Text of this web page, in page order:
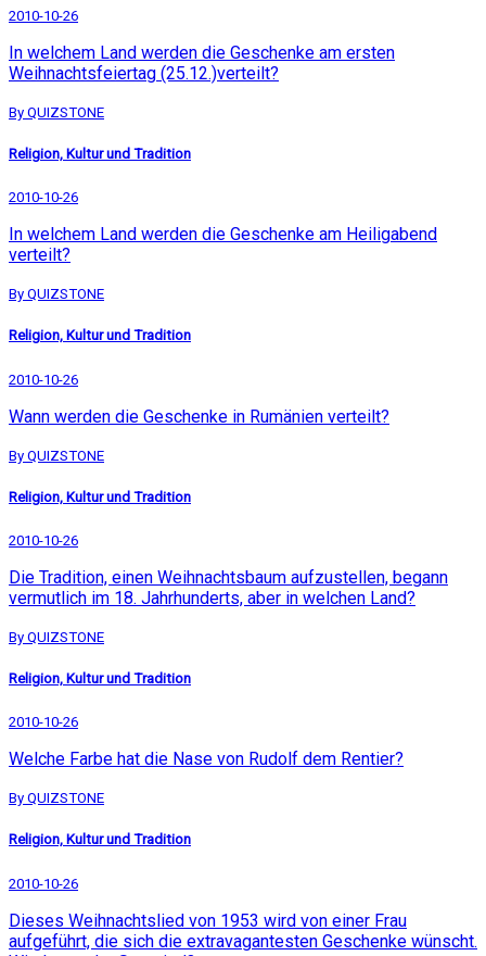
2010-10-26
In welchem Land werden die Geschenke am ersten
Weihnachtsfeiertag (25.12.)verteilt?
By QUIZSTONE
Religion, Kultur und Tradition
2010-10-26
In welchem Land werden die Geschenke am Heiligabend
verteilt?
By QUIZSTONE
Religion, Kultur und Tradition
2010-10-26
Wann werden die Geschenke in Rumänien verteilt?
By QUIZSTONE
Religion, Kultur und Tradition
2010-10-26
Die Tradition, einen Weihnachtsbaum aufzustellen, begann
vermutlich im 18. Jahrhunderts, aber in welchen Land?
By QUIZSTONE
Religion, Kultur und Tradition
2010-10-26
Welche Farbe hat die Nase von Rudolf dem Rentier?
By QUIZSTONE
Religion, Kultur und Tradition
2010-10-26
Dieses Weihnachtslied von 1953 wird von einer Frau
aufgeführt, die sich die extravagantesten Geschenke wünscht.